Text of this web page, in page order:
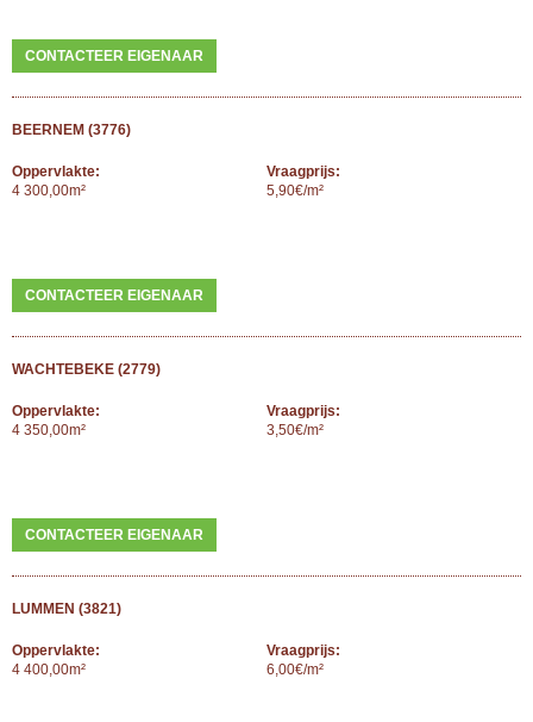
CONTACTEER EIGENAAR
BEERNEM (3776)
Oppervlakte:
4 300,00m²
Vraagprijs:
5,90€/m²
CONTACTEER EIGENAAR
WACHTEBEKE (2779)
Oppervlakte:
4 350,00m²
Vraagprijs:
3,50€/m²
CONTACTEER EIGENAAR
LUMMEN (3821)
Oppervlakte:
4 400,00m²
Vraagprijs:
6,00€/m²